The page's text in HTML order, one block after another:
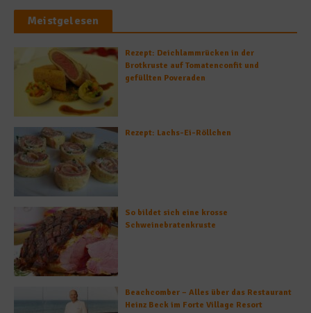
Meistgelesen
Rezept: Deichlammrücken in der
Brotkruste auf Tomatenconfit und
gefüllten Poveraden
Rezept: Lachs-Ei-Röllchen
So bildet sich eine krosse
Schweinebratenkruste
Beachcomber – Alles über das Restaurant
Heinz Beck im Forte Village Resort